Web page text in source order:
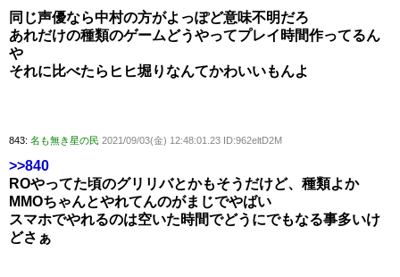
同じ声優なら中村の方がよっぽど意味不明だろ
あれだけの種類のゲームどうやってプレイ時間作ってるん
や
それに比べたらヒヒ堀りなんてかわいいもんよ
843: 名も無き星の民 2021/09/03(金) 12:48:01.23 ID:962eltD2M
>>840
ROやってた頃のグリリバとかもそうだけど、種類よか
MMOちゃんとやれてんのがまじでやばい
スマホでやれるのは空いた時間でどうにでもなる事多いけ
どさぁ